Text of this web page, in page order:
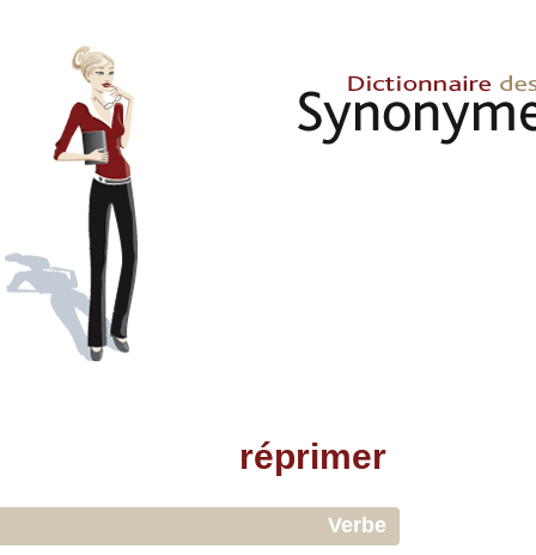
réprimer
Verbe